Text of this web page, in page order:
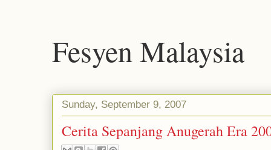
Fesyen Malaysia
Sunday, September 9, 2007
Cerita Sepanjang Anugerah Era